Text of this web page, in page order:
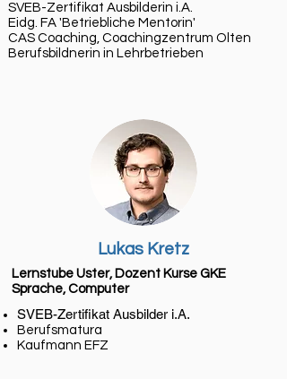
SVEB-Zertifikat Ausbilderin i.A.
Eidg. FA 'Betriebliche Mentorin'
CAS Coaching, Coachingzentrum Olten
Berufsbildnerin in Lehrbetrieben
Lukas Kretz
Lernstube Uster, Dozent Kurse GKE
Sprache, Computer
SVEB-Zertifikat Ausbilder i.A.
Berufsmatura
Kaufmann EFZ